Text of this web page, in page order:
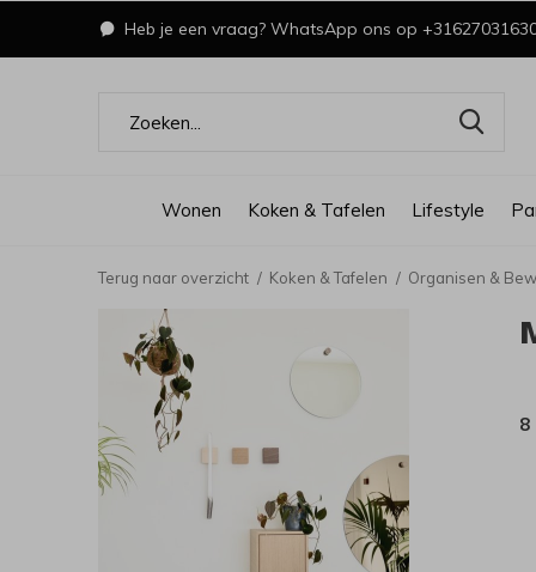
Wonen Koken & Tafelen Lifestyle
Heb je een vraag? WhatsApp ons op
Terug naar overzicht Koken & Tafelen Organisen &
8